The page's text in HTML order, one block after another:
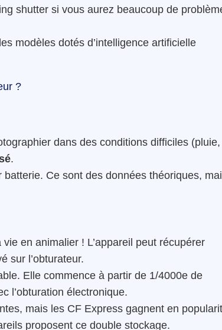
shutter si vous aurez beaucoup de
modèles dotés d’intelligence artificielle
?
dans des conditions difficiles (pluie,
.
batterie. Ce sont des données théoriques,
en animalier ! L’appareil peut récupérer
sur l’obturateur.
Elle commence à partir de 1/4000e de
l’obturation électronique.
mais les CF Express gagnent en
proposent ce double stockage.